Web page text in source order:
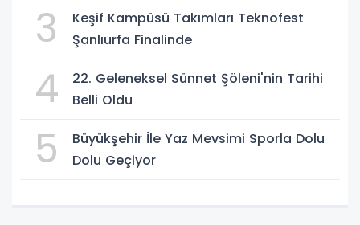
3
Keşif Kampüsü Takımları Teknofest
Şanlıurfa Finalinde
4
22. Geleneksel Sünnet Şöleni'nin Tarihi
Belli Oldu
5
Büyükşehir İle Yaz Mevsimi Sporla Dolu
Dolu Geçiyor